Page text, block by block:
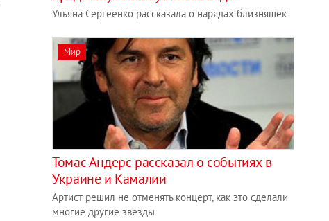
Ульяна Сергеенко рассказала о нарядах близняшек
Мир
Томас Андерс рассказал о событиях в
Украине и Камалии
Артист решил не отменять концерт, как это сделали
многие другие звезды